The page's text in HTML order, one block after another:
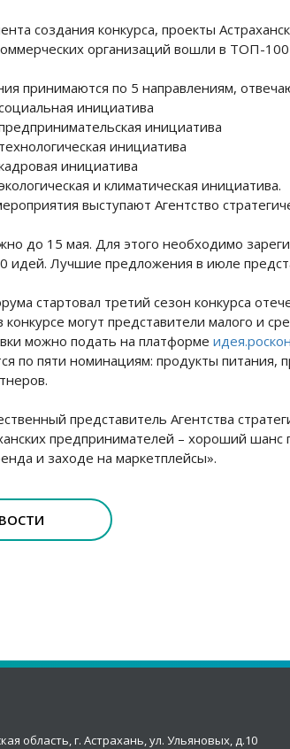
создания конкурса, проекты
организаций вошли в ТОП-
принимаются по 5 направлениям,
инициатива
инициатива
инициатива
инициатива
и климатическая инициатива.
выступают Агентство
до 15 мая. Для этого необходимо
идей. Лучшие предложения в июле
стартовал третий сезон конкурса
конкурсе могут представители малого и
можно подать на платформе
по пяти номинациям: продукты
представитель Агентства
предпринимателей – хороший
и заходе на маркетплейсы».
область, г. Астрахань, ул. Ульяновых, д.10